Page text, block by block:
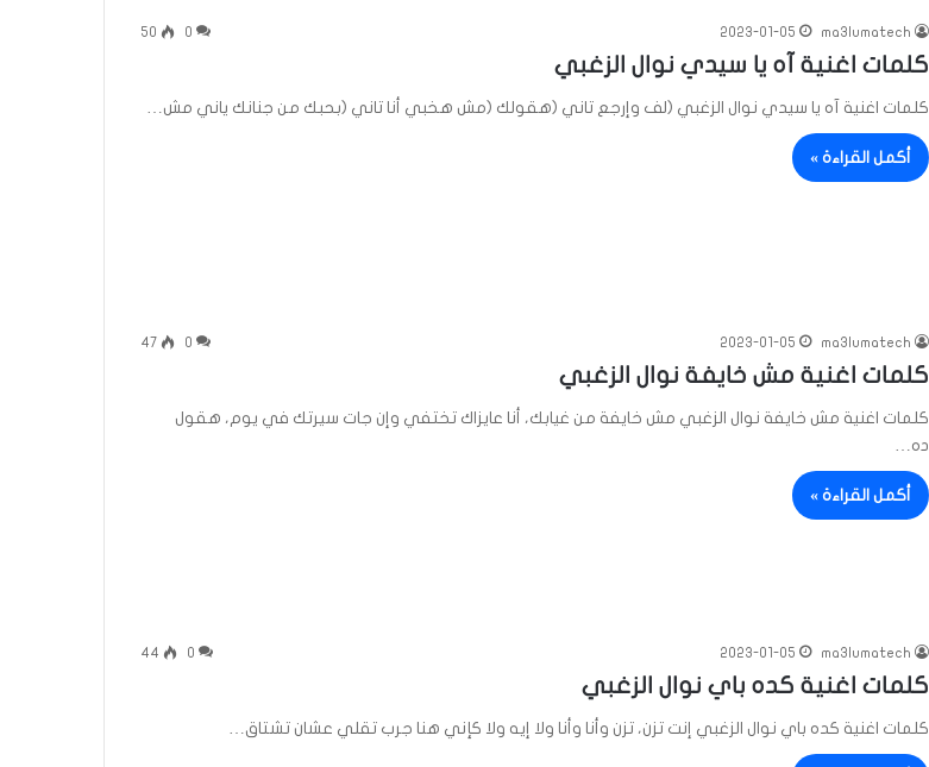
ma3lumatech
2023-01-05
0
50
كلمات اغنية آه يا سيدي نوال الزغبي
كلمات اغنية آه يا سيدي نوال الزغبي (لف وإرجع تاني (هقولك (مش هخبي أنا تاني (بحبك من جنانك ياني مش…
أكمل القراءة »
ma3lumatech
2023-01-05
0
47
كلمات اغنية مش خايفة نوال الزغبي
كلمات اغنية مش خايفة نوال الزغبي مش خايفة من غيابك، أنا عايزاك تختفي وإن جات سيرتك في يوم، هقول
ده…
أكمل القراءة »
ma3lumatech
2023-01-05
0
44
كلمات اغنية كده باي نوال الزغبي
كلمات اغنية كده باي نوال الزغبي إنت تزن، تزن وأنا وأنا ولا إيه ولا كإني هنا جرب تقلي عشان تشتاق…